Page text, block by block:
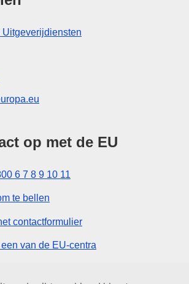
op met de EU
6 7 8 9 10 11
te bellen
contactformulier
van de EU-centra